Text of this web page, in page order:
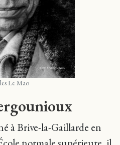
Le Mao
à Brive-la-Gaillarde en